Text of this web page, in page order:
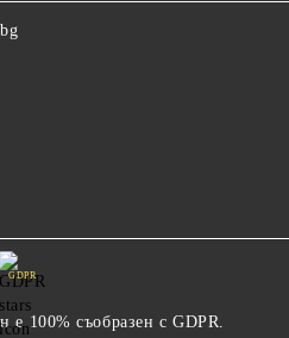
GDPR
е 100% съобразен с GDPR.